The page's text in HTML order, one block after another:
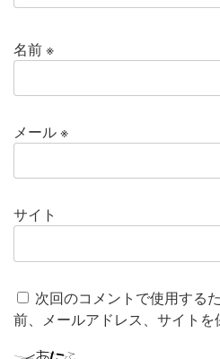
名前※
メール※
サイト
次回のコメントで使用する
前、メールアドレス、サイトを